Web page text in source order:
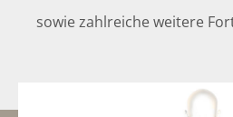
sowie zahlreiche weitere